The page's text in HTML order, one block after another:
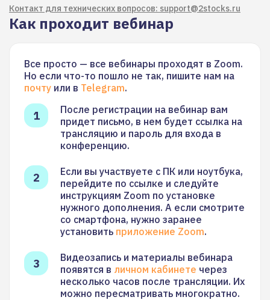
Контакт для технических вопросов: support@2stocks.ru
Как проходит вебинар
Все просто — все вебинары проходят в Zoom.
Но если что-то пошло не так, пишите нам на
почту или в Telegram.
После регистрации на вебинар вам
придет письмо, в нем будет ссылка на
трансляцию и пароль для входа в
конференцию.
Если вы участвуете с ПК или ноутбука,
перейдите по ссылке и следуйте
инструкциям Zoom по установке
нужного дополнения. А если смотрите
со смартфона, нужно заранее
установить приложение Zoom.
Видеозапись и материалы вебинара
появятся в личном кабинете через
несколько часов после трансляции. Их
можно пересматривать многократно.